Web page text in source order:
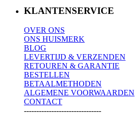
KLANTENSERVICE
OVER ONS
ONS HUISMERK
BLOG
LEVERTIJD & VERZENDEN
RETOUREN & GARANTIE
BESTELLEN
BETAALMETHODEN
ALGEMENE VOORWAARDEN
CONTACT
-------------------------------